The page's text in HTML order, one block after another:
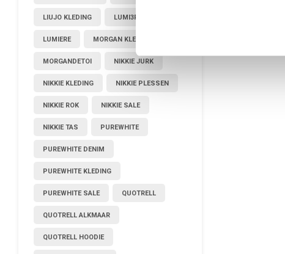
LIUJO KLEDING LUMI3RE
LUMIERE MORGAN KLEDING
MORGANDETOI NIKKIE JURK
NIKKIE KLEDING NIKKIE PLESSEN
NIKKIE ROK NIKKIE SALE
NIKKIE TAS PUREWHITE
PUREWHITE DENIM
PUREWHITE KLEDING
PUREWHITE SALE QUOTRELL
QUOTRELL ALKMAAR
QUOTRELL HOODIE